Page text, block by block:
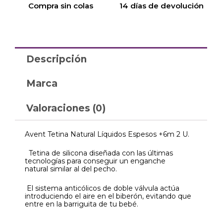
Compra sin colas 14 días de devolución
Descripción
Marca
Valoraciones (0)
Avent Tetina Natural Líquidos Espesos +6m 2 U.
Tetina de silicona diseñada con las últimas
tecnologías para conseguir un enganche
natural similar al del pecho.
El sistema anticólicos de doble válvula actúa
introduciendo el aire en el biberón, evitando que
entre en la barriguita de tu bebé.